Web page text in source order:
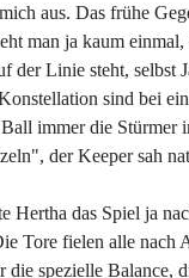
aus. Das frühe
man ja kaum einmal,
der Linie steht, selbst
sind bei
immer die Stürmer
der Keeper sah
Hertha das Spiel ja
Tore fielen alle nach
spezielle Balance,